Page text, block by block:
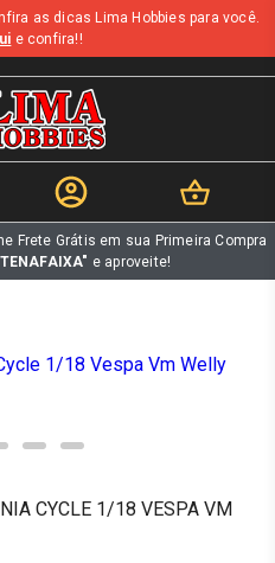
as dicas Lima Hobbies para você.
e confira!!
Frete Grátis em sua Primeira Compra
e aproveite!
CYCLE 1/18 VESPA VM